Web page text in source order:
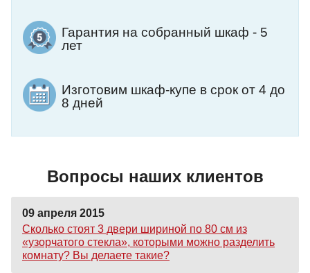
Гарантия на собранный шкаф - 5
лет
Изготовим шкаф-купе в срок от 4 до
8 дней
Вопросы наших клиентов
09 апреля 2015
Сколько стоят 3 двери шириной по 80 см из
«узорчатого стекла», которыми можно разделить
комнату? Вы делаете такие?